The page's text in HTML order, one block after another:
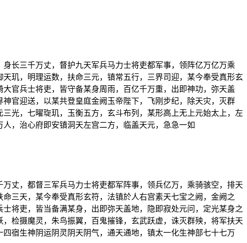
长三千万丈，督护九天军兵马力士将吏都军事，领阵亿万亿万乘
玑，明理运数，扶命三元，镇常五行，三界司迎，某今奉受真形玄
官兵士将吏，皆守备某身周雨，百亿千万重，出即神功，弥天盖
官迎送，以某共登皇庭金阙玉帝陛下，飞刚步纪，除天灾，灭群
光，七曜琁玑，玉衡五方，玄斗布列，某形高上无上元始太上，左
，治心府即安镇洞天左宫二方，临盖天元，急急一如
丈，都督三军兵马力士将吏都军阵事，领兵亿万，乘骑骇空，排天
三天，某今奉受真形玄符，法镇於人右宫素天七宝之阙，金阙之
将吏，皆当备满某身，出即弥天盖地，隐即寂处元问，定光某身之
检摄魔灵，朱鸟振翼，百鬼摧锋，玄武跃虚，诛灭群殃，将军扶天
宿生神阴运阴灵阴天阴气，通天通地，镇太一化生神部七十七万